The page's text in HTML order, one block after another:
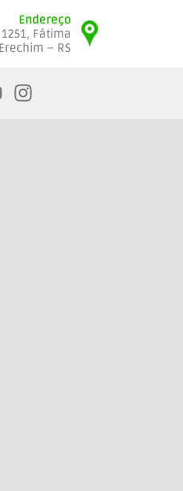
Endereço
Fátima
– RS